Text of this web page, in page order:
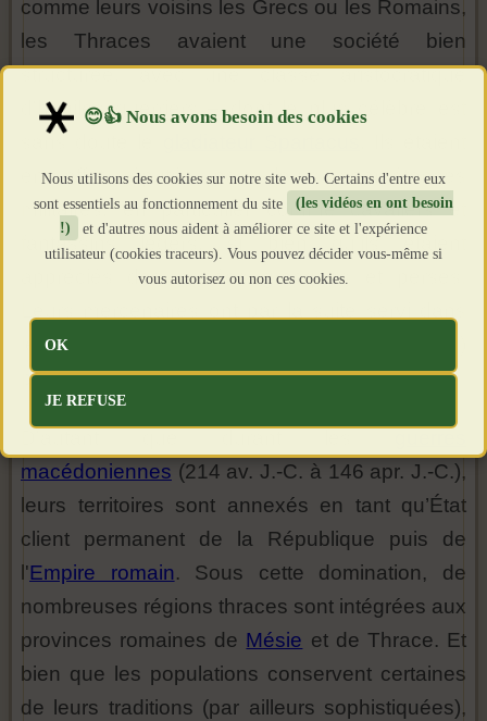
comme leurs voisins les Grecs ou les Romains,
les Thraces avaient une société bien
structurée, avec une classe aristocratique
d'habiles guerriers – dont le plus célèbre est
en effet réputés pour leurs compétences
militaires, en particulier comme cavaliers et
fantassins légers, si bien qu'ils étaient
appréciés des armées grecques et perses.
les forces auxiliaires romaines (non citoyennes)
pour soutenir leslégions.
macédoniennes (214 av. J.-C. à 146 apr. J.-C.),
leurs territoires sont annexés en tant qu’État
client permanent de la République puis de
l'Empire romain. Sous cette domination, de
nombreuses régions thraces sont intégrées aux
provinces romaines de Mésie et de Thrace. Et
bien que les populations conservent certaines
de leurs traditions (par ailleurs sophistiquées),
Nous utilisons des cookies sur notre site web. Certains d'entre eux
sont essentiels au fonctionnement du site
(les vidéos en ont besoin
!)
et d'autres nous aident à améliorer ce site et l'expérience
utilisateur (cookies traceurs). Vous pouvez décider vous-même si
vous autorisez ou non ces cookies.
OK
JE REFUSE